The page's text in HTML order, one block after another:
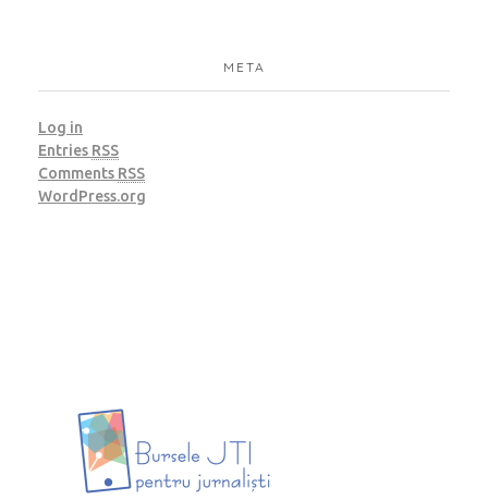
META
Log in
Entries RSS
Comments RSS
WordPress.org